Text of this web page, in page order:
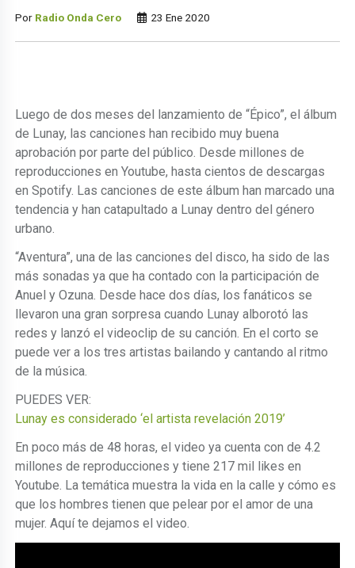
Por Radio Onda Cero 23 Ene 2020
Luego de dos meses del lanzamiento de “Épico”, el álbum
de Lunay, las canciones han recibido muy buena
aprobación por parte del público. Desde millones de
reproducciones en Youtube, hasta cientos de descargas
en Spotify. Las canciones de este álbum han marcado una
tendencia y han catapultado a Lunay dentro del género
urbano.
“Aventura”, una de las canciones del disco, ha sido de las
más sonadas ya que ha contado con la participación de
Anuel y Ozuna. Desde hace dos días, los fanáticos se
llevaron una gran sorpresa cuando Lunay alborotó las
redes y lanzó el videoclip de su canción. En el corto se
puede ver a los tres artistas bailando y cantando al ritmo
de la música.
PUEDES VER:
Lunay es considerado ‘el artista revelación 2019’
En poco más de 48 horas, el video ya cuenta con de 4.2
millones de reproducciones y tiene 217 mil likes en
Youtube. La temática muestra la vida en la calle y cómo es
que los hombres tienen que pelear por el amor de una
mujer. Aquí te dejamos el video.